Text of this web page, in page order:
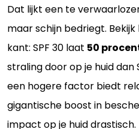
Dat lijkt een te
maar schijn bedriegt.
kant: SPF 30 laat 50
straling door op je huid dan
een hogere factor biedt
gigantische boost in
impact op je huid drastisch.